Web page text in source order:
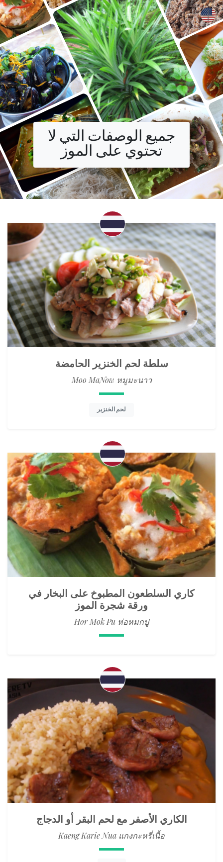
جميع الوصفات التي لا
تحتوي على الموز
سلطة لحم الخنزير الحامضة
Moo MaNow หมูมะนาว
لحم الخنزير
كاري السلطعون المطبوخ على البخار في
ورقة شجرة الموز
Hor Mok Pu ห่อหมกปู
الكاري الأصفر مع لحم البقر أو الدجاج
Kaeng Karie Nua แกงกะหรี่เนื้อ
+